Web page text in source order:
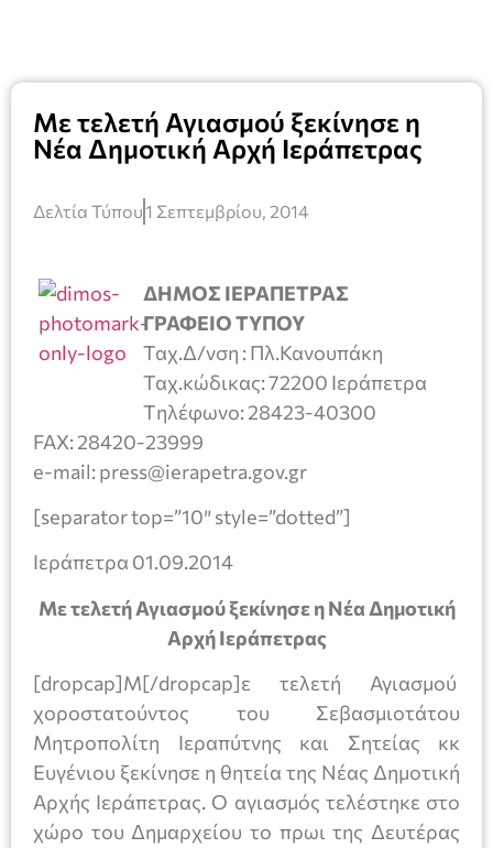
Με τελετή Αγιασμού ξεκίνησε η
Νέα Δημοτική Αρχή Ιεράπετρας
Δελτία Τύπου1 Σεπτεμβρίου, 2014
ΔΗΜΟΣ ΙΕΡΑΠΕΤΡΑΣ
ΓΡΑΦΕΙΟ ΤΥΠΟΥ
Ταχ.Δ/νση : Πλ.Κανουπάκη
Ταχ.κώδικας: 72200 Ιεράπετρα
Tηλέφωνο: 28423-40300
FAX: 28420-23999
e-mail: press@ierapetra.gov.gr
[separator top=”10″ style=”dotted”]
Ιεράπετρα 01.09.2014
Με τελετή Αγιασμού ξεκίνησε η Νέα Δημοτική
Αρχή Ιεράπετρας
[dropcap]Μ[/dropcap]ε τελετή Αγιασμού
χοροστατούντος του Σεβασμιοτάτου
Μητροπολίτη Ιεραπύτνης και Σητείας κκ
Ευγένιου ξεκίνησε η θητεία της Νέας Δημοτική
Αρχής Ιεράπετρας. Ο αγιασμός τελέστηκε στο
χώρο του Δημαρχείου το πρωι της Δευτέρας